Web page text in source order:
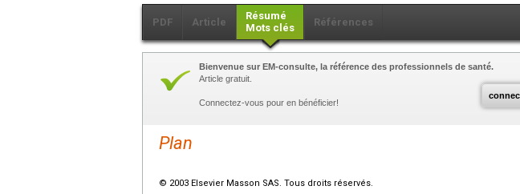
PDF Article
Résumé
Mots clés
Références
Bienvenue sur EM-consulte, la référence des professionnels de santé.
Article gratuit.
Connectez-vous pour en bénéficier!
Plan
© 2003 Elsevier Masson SAS. Tous droits réservés.